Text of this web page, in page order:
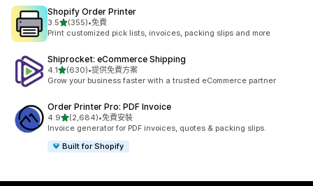
Shopify Order Printer
3.5滿分 5 顆星
(355)
共有 355 則評價
•免費
Print customized pick lists, invoices, packing slips and more
Shiprocket: eCommerce Shipping
4.1滿分 5 顆星
(630)
共有 630 則評價
•提供免費方案
Grow your business faster with a trusted eCommerce partner
Order Printer Pro: PDF Invoice
4.9滿分 5 顆星
(2,684)
共有 2684 則評價
•免費安裝
Invoice generator for PDF invoices, quotes & packing slips.
Built for Shopify